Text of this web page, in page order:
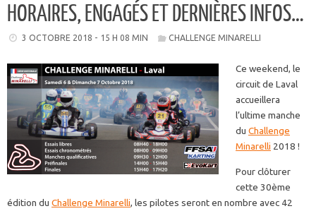
HORAIRES, ENGAGÉS ET DERNIÈRES INFOS…
3 OCTOBRE 2018 - 15 H 08 MIN CHALLENGE MINARELLI
Ce weekend, le
circuit de Laval
accueillera
l’ultime manche
du Challenge
Minarelli 2018 !
Pour clôturer
cette 30ème
édition du Challenge Minarelli, les pilotes seront en nombre avec 42